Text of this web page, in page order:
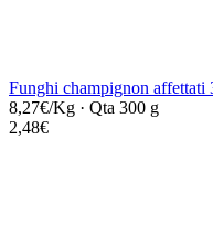
Funghi champignon affettati
8,27€/Kg · Qta 300 g
2,48€